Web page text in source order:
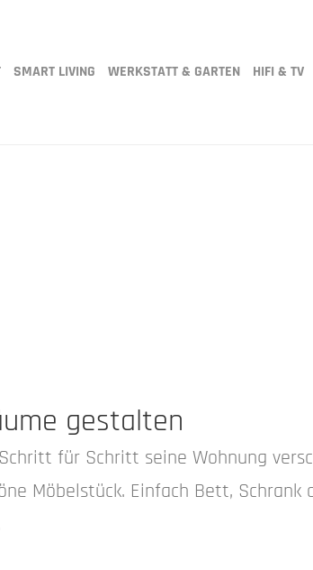
SMART LIVING WERKSTATT & GARTEN HIFI & TV
gestalten
für Schritt seine Wohnung
Möbelstück. Einfach Bett, Schrank